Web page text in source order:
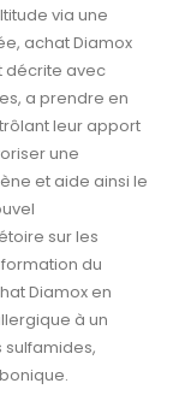
via une
achat Diamox
décrite avec
a prendre en
leur apport
une
et aide ainsi le
sur les
du
Diamox en
à un